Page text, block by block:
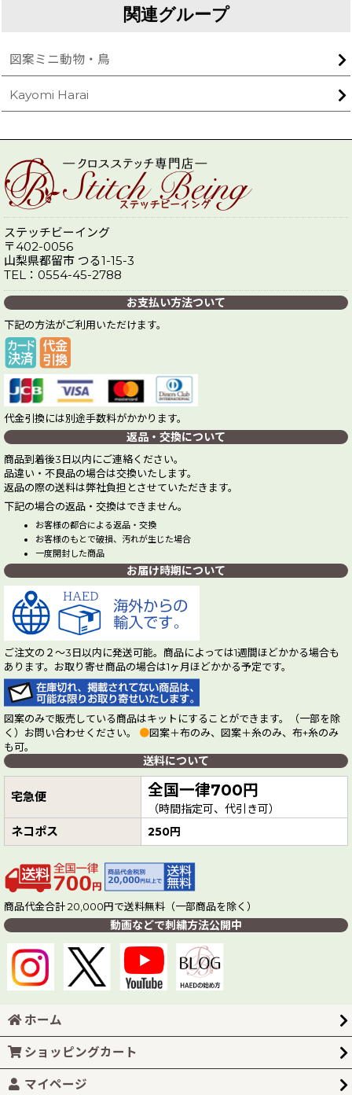
関連グループ
図案ミニ動物・鳥
Kayomi Harai
ステッチビーイング
〒402-0056
山梨県都留市 つる1-15-3
TEL：0554-45-2788
お支払い方法ついて
下記の方法がご利用いただけます。
代金引換には別途手数料がかかります。
返品・交換について
商品到着後3日以内にご連絡ください。
品違い・不良品の場合は交換いたします。
返品の際の送料は弊社負担とさせていただきます。
下記の場合の返品・交換はできません。
お客様の都合による返品・交換
お客様のもとで破損、汚れが生じた場合
一度開封した商品
お届け時期について
ご注文の２～3日以内に発送可能。商品によっては1週間ほどかかる場合も
あります。お取り寄せ商品の場合は1ヶ月ほどかかる予定です。
図案のみで販売している商品はキットにすることができます。（一部を除
く）お問い合わせください。 ●図案＋布のみ、図案＋糸のみ、布+糸のみ
も可。
送料について
宅急便 全国一律700円
（時間指定可、代引き可）
ネコポス 250円
商品代金合計 20,000円で送料無料（一部商品を除く）
動画などで刺繍方法公開中
ホーム
ショッピングカート
マイページ